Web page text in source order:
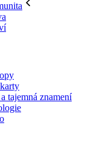
tajemná znamení